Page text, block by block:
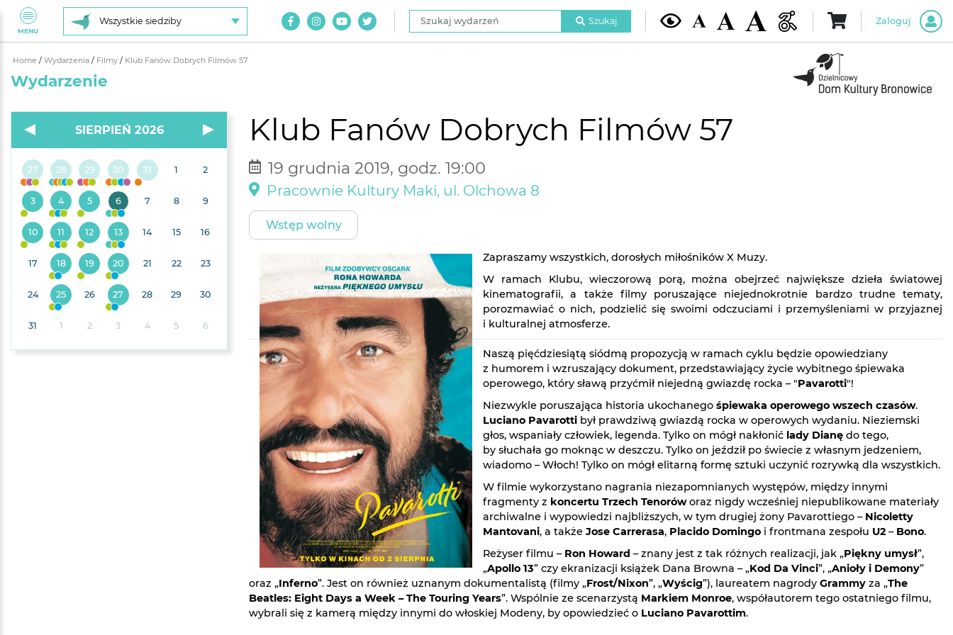
MENU
Wszystkie siedziby
Szukaj wydarzeń
Szukaj Zaloguj
Home / Wydarzenia / Filmy / Klub Fanów Dobrych Filmów 57
Wydarzenie
Klub Fanów Dobrych Filmów 57
19 grudnia 2019, godz. 19:00
Pracownie Kultury Maki, ul. Olchowa 8
Wstęp wolny
Zapraszamy wszystkich, dorosłych miłośników X Muzy.
W ramach Klubu, wieczorową porą, można obejrzeć największe dzieła światowej
kinematografii, a także filmy poruszające niejednokrotnie bardzo trudne tematy,
porozmawiać o nich, podzielić się swoimi odczuciami i przemyśleniami w przyjaznej
i kulturalnej atmosferze.
Naszą pięćdziesiątą siódmą propozycją w ramach cyklu będzie opowiedziany
z humorem i wzruszający dokument, przedstawiający życie wybitnego śpiewaka
operowego, który sławą przyćmił niejedną gwiazdę rocka – "Pavarotti"!
Niezwykle poruszająca historia ukochanego śpiewaka operowego wszech czasów.
Luciano Pavarotti był prawdziwą gwiazdą rocka w operowych wydaniu. Nieziemski
głos, wspaniały człowiek, legenda. Tylko on mógł nakłonić lady Dianę do tego,
by słuchała go moknąc w deszczu. Tylko on jeździł po świecie z własnym jedzeniem,
wiadomo – Włoch! Tylko on mógł elitarną formę sztuki uczynić rozrywką dla wszystkich.
W filmie wykorzystano nagrania niezapomnianych występów, między innymi
fragmenty z koncertu Trzech Tenoróworaz nigdy wcześniej niepublikowane materiały
archiwalne i wypowiedzi najbliższych, w tym drugiej żony Pavarottiego – Nicoletty
Mantovani, a także Jose Carrerasa, Placido Domingo i frontmana zespołu U2 – Bono.
Reżyser filmu – Ron Howard – znany jest z tak różnych realizacji, jak „Piękny umysł”,
„Apollo 13” czy ekranizacji książek Dana Browna – „Kod Da Vinci”, „Anioły i Demony”
oraz „Inferno”. Jest on również uznanym dokumentalistą (filmy „Frost/Nixon”, „Wyścig”), laureatem nagrody Grammy za „The
Beatles: Eight Days a Week – The Touring Years”. Wspólnie ze scenarzystą Markiem Monroe, współautorem tego ostatniego filmu,
wybrali się z kamerą między innymi do włoskiej Modeny, by opowiedzieć o Luciano Pavarottim.
SIERPIEŃ 2026
27 28 29 30 31 1 2
3 4 5 6 7 8 9
10 11 12 13 14 15 16
17 18 19 20 21 22 23
24 25 26 27 28 29 30
31 1 2 3 4 5 6